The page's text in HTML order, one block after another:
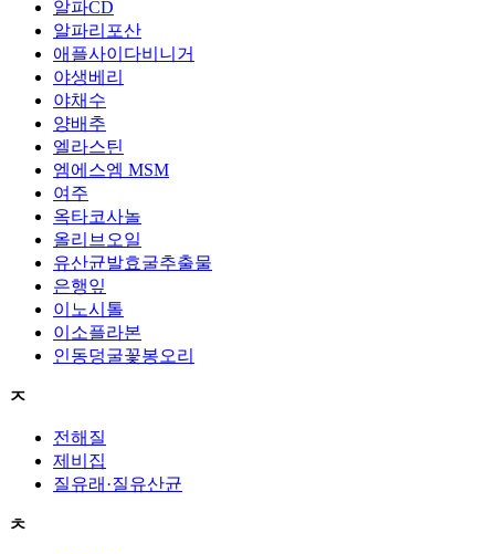
알파CD
알파리포산
애플사이다비니거
야생베리
야채수
양배추
엘라스틴
엠에스엠 MSM
여주
옥타코사놀
올리브오일
유산균발효굴추출물
은행잎
이노시톨
이소플라본
인동덩굴꽃봉오리
ㅈ
전해질
제비집
질유래·질유산균
ㅊ